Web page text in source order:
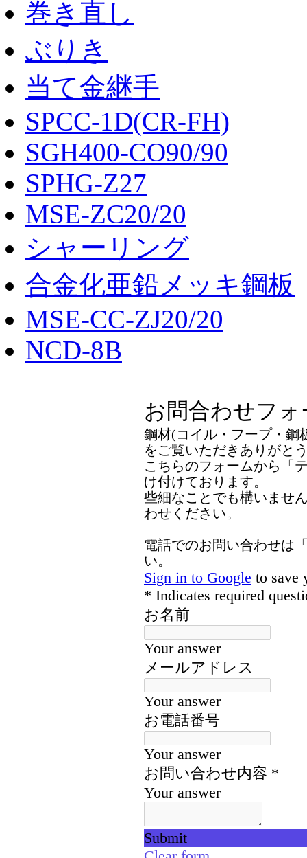
巻き直し
ぶりき
当て金継手
SPCC-1D(CR-FH)
SGH400-CO90/90
SPHG-Z27
MSE-ZC20/20
シャーリング
合金化亜鉛メッキ鋼板
MSE-CC-ZJ20/20
NCD-8B